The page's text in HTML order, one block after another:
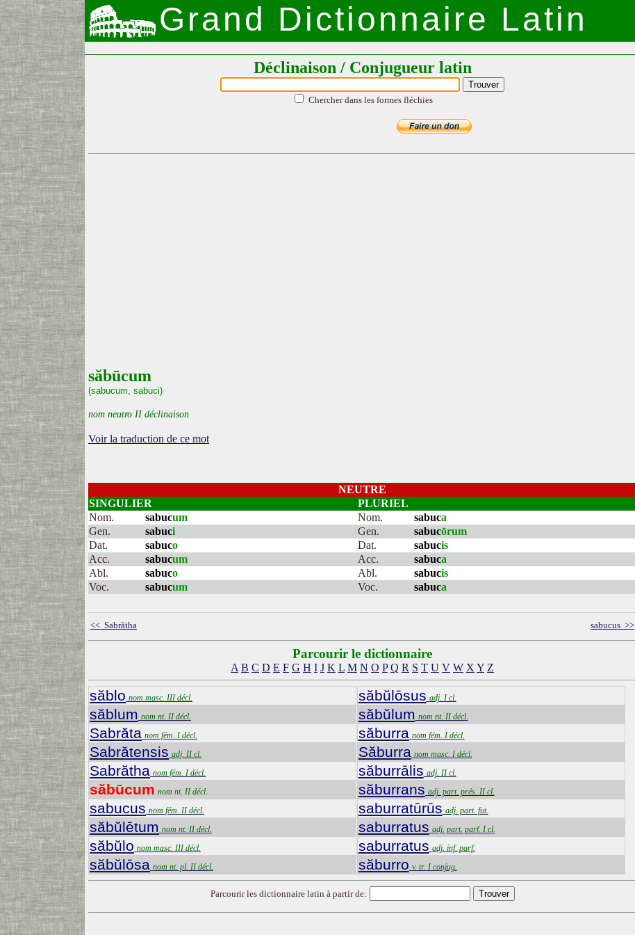
Grand Dictionnaire Latin
Déclinaison / Conjugueur latin
Chercher dans les formes fléchies
săbūcum
(sabucum, sabuci)
nom neutro II déclinaison
Voir la traduction de ce mot
NEUTRE
SINGULIER
Nom.
sabucum
Gen.
sabuci
Dat.
sabuco
Acc.
sabucum
Abl.
sabuco
Voc.
sabucum
PLURIEL
Nom.
sabuca
Gen.
sabucōrum
Dat.
sabucis
Acc.
sabuca
Abl.
sabucis
Voc.
sabuca
<< Sabrătha sabucus >>
Parcourir le dictionnaire
A B C D E F G H I J K L M N O P Q R S T U V W X Y Z
săblo nom masc. III décl.
săblum nom nt. II décl.
Sabrăta nom fém. I décl.
Sabrătensis adj. II cl.
Sabrătha nom fém. I décl.
săbūcum nom nt. II décl.
sabucus nom fém. II décl.
săbŭlētum nom nt. II décl.
săbŭlo nom masc. III décl.
săbŭlōsa nom nt. pl. II décl.
săbŭlōsus adj. I cl.
săbŭlum nom nt. II décl.
săburra nom fém. I décl.
Săburra nom masc. I décl.
săburrālis adj. II cl.
săburrans adj. part. prés. II cl.
saburratūrūs adj. part. fut.
saburratus adj. part. parf. I cl.
saburratus adj. inf. parf.
săburro v. tr. I conjug.
Parcourir les dictionnaire latin à partir de: